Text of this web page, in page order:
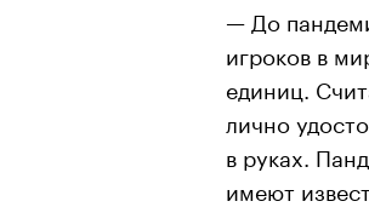
— До
игроков в
единиц.
лично
в руках.
имеют